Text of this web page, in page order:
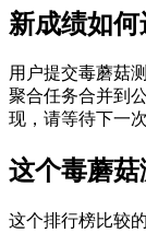
新成绩如
用户提交毒蘑菇
聚合任务合并到
现，请等待下一
这个毒蘑
这个排行榜比较